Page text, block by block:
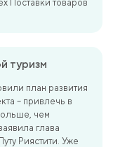
Поставки товаров
туризм
план развития
– привлечь в
чем
глава
Риястити. Уже